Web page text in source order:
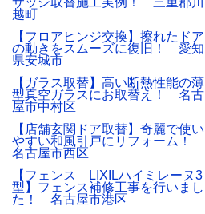
越町
【フロアヒンジ交換】擦れたドア
の動きをスムーズに復旧！ 愛知
県安城市
【ガラス取替】高い断熱性能の薄
型真空ガラスにお取替え！ 名古
屋市中村区
【店舗玄関ドア取替】奇麗で使い
やすい和風引戸にリフォーム！
名古屋市西区
【フェンス LIXILハイミレーヌ3
型】フェンス補修工事を行いまし
た！ 名古屋市港区